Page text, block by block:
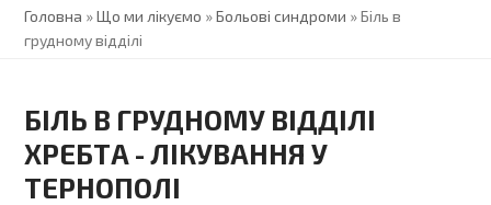
Головна »Що ми лікуємо »Больові синдроми »Біль в
грудному відділі
БІЛЬ В ГРУДНОМУ ВІДДІЛІ
ХРЕБТА - ЛІКУВАННЯ У
ТЕРНОПОЛІ